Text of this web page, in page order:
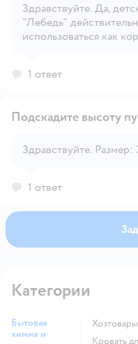
Здравствуйте. Да,
"Лебедь"
использоваться как
1 ответ
Подскадите высоту
1 ответ
Категории
Бытовая
химия и
Кровать